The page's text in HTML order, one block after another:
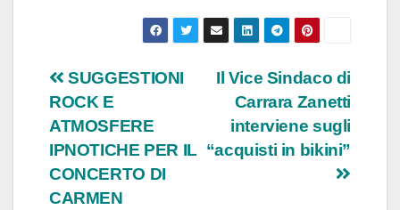
Navigazione
articoli
Il Vice Sindaco di
Carrara Zanetti
interviene sugli
“acquisti in bikini”
SUGGESTIONI
ROCK E
ATMOSFERE
IPNOTICHE PER IL
CONCERTO DI
CARMEN